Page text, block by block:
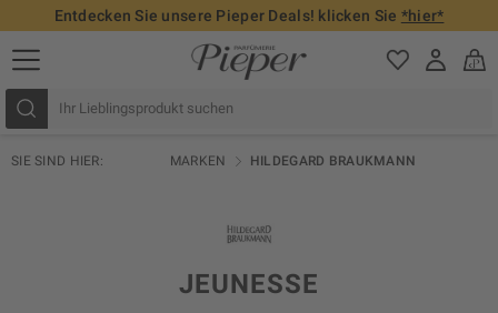
Entdecken Sie unsere Pieper Deals! klicken Sie *hier*
SIE SIND HIER: MARKEN HILDEGARD BRAUKMANN
JEUNESSE